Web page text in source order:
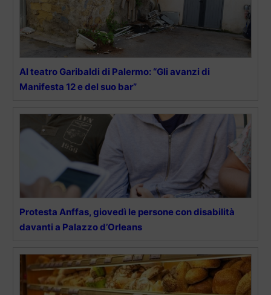
Al teatro Garibaldi di Palermo: “Gli avanzi di
Manifesta 12 e del suo bar”
Protesta Anffas, giovedì le persone con disabilità
davanti a Palazzo d’Orleans